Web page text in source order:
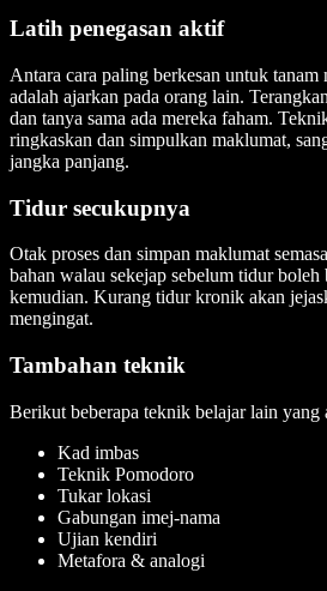
Latih penegasan aktif
Antara cara paling berkesan untuk tanam
adalah ajarkan pada orang lain.
dan tanya sama ada mereka faham.
ringkaskan dan simpulkan maklumat,
jangka panjang.
Tidur secukupnya
Otak proses dan simpan maklumat
bahan walau sekejap sebelum tidur boleh
kemudian. Kurang tidur kronik akan
mengingat.
Tambahan teknik
Berikut beberapa teknik belajar lain yang
Kad imbas
Teknik Pomodoro
Tukar lokasi
Gabungan imej-nama
Ujian kendiri
Metafora & analogi